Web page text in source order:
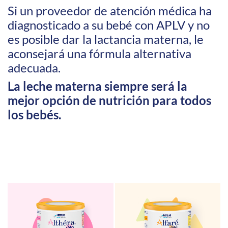
Si un proveedor de atención médica ha
diagnosticado a su bebé con APLV y no
es posible dar la lactancia materna, le
aconsejará una fórmula alternativa
adecuada.
La leche materna siempre será la
mejor opción de nutrición para todos
los bebés.